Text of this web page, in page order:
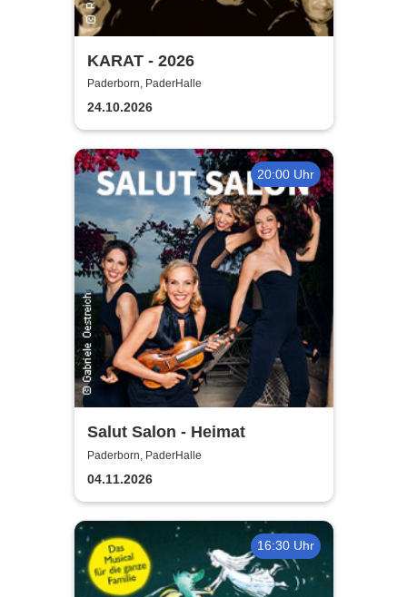
KARAT - 2026
Paderborn, PaderHalle
24.10.2026
20:00 Uhr
Salut Salon - Heimat
Paderborn, PaderHalle
04.11.2026
16:30 Uhr